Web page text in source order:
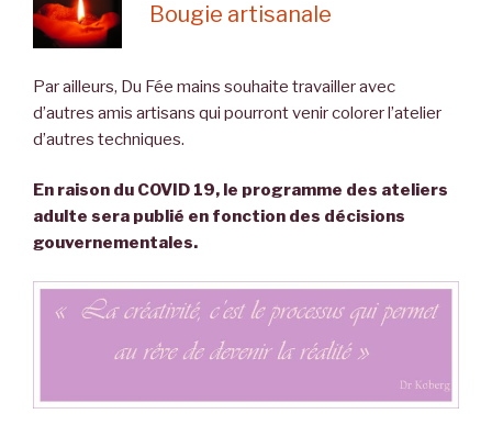
Bougie artisanale
Par ailleurs, Du Fée mains souhaite travailler avec
d’autres amis artisans qui pourront venir colorer l’atelier
d’autres techniques.
En raison du COVID 19, le programme des ateliers
adulte sera publié en fonction des décisions
gouvernementales.